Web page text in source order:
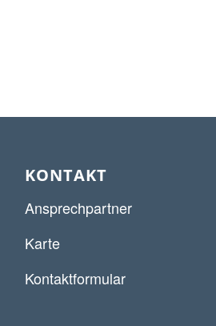
KONTAKT
Ansprechpartner
Karte
Kontaktformular